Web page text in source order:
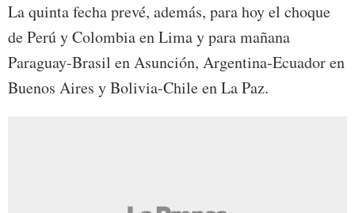
La quinta fecha prevé, además, para hoy el choque
de Perú y Colombia en Lima y para mañana
Paraguay-Brasil en Asunción, Argentina-Ecuador en
Buenos Aires y Bolivia-Chile en La Paz.